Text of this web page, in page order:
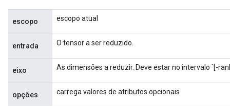
escopo escopo atual
entrada O tensor a ser reduzido.
eixo As dimensões a reduzir. Deve estar no intervalo `[-
opções carrega valores de atributos opcionais